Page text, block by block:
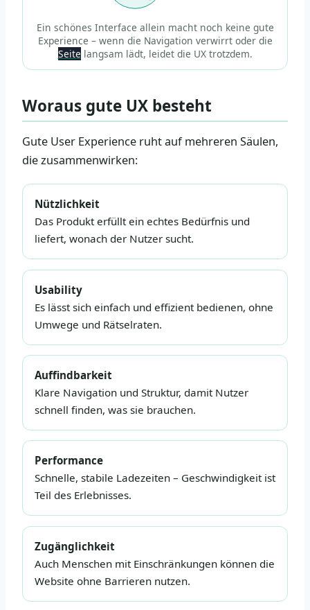
Ein schönes Interface allein macht noch keine gute
Experience – wenn die Navigation verwirrt oder die
Seite langsam lädt, leidet die UX trotzdem.
Woraus gute UX besteht
Gute User Experience ruht auf mehreren Säulen,
die zusammenwirken:
Nützlichkeit
Das Produkt erfüllt ein echtes Bedürfnis und
liefert, wonach der Nutzer sucht.
Usability
Es lässt sich einfach und effizient bedienen, ohne
Umwege und Rätselraten.
Auffindbarkeit
Klare Navigation und Struktur, damit Nutzer
schnell finden, was sie brauchen.
Performance
Schnelle, stabile Ladezeiten – Geschwindigkeit ist
Teil des Erlebnisses.
Zugänglichkeit
Auch Menschen mit Einschränkungen können die
Website ohne Barrieren nutzen.